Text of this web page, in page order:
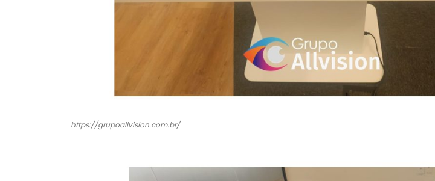
https://grupoallvision.com.br/